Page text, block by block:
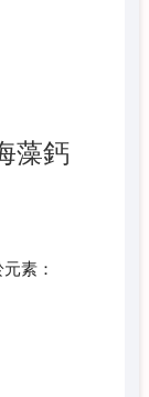
藻鈣
素：